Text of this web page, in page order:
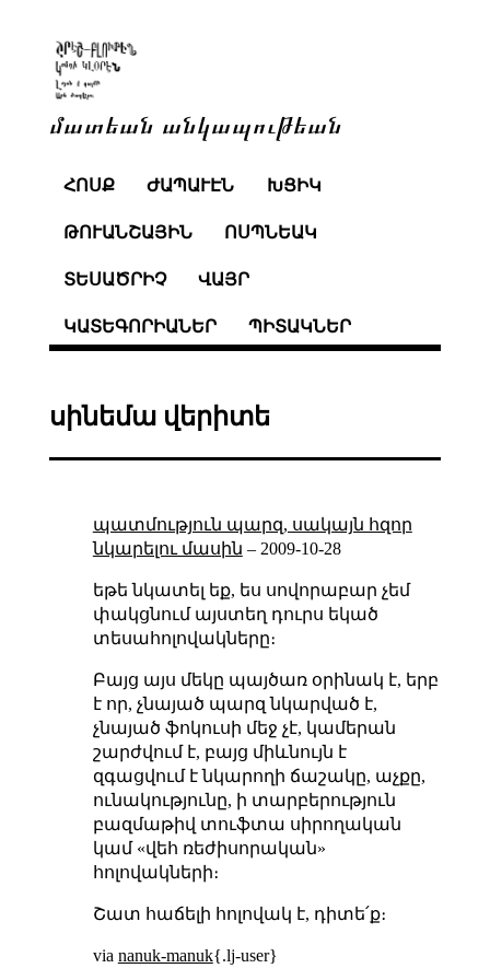
մատեան անկապութեան
ՀՈՍՔ ԺԱՊԱՒԷՆ ԽՑԻԿ
ԹՈՒԱՆՇԱՅԻՆ ՈՍՊՆԵԱԿ
ՏԵՍԱԾՐԻՉ ՎԱՅՐ
ԿԱՏԵԳՈՐԻԱՆԵՐ ՊԻՏԱԿՆԵՐ
սինեմա վերիտե
պատմություն պարզ, սակայն հզոր
նկարելու մասին – 2009-10-28
եթե նկատել եք, ես սովորաբար չեմ
փակցնում այստեղ դուրս եկած
տեսահոլովակները։
Բայց այս մեկը պայծառ օրինակ է, երբ
է որ, չնայած պարզ նկարված է,
չնայած ֆոկուսի մեջ չէ, կամերան
շարժվում է, բայց միևնույն է
զգացվում է նկարողի ճաշակը, աչքը,
ունակությունը, ի տարբերություն
բազմաթիվ տուֆտա սիրողական
կամ «վեհ ռեժիսորական»
հոլովակների։
Շատ հաճելի հոլովակ է, դիտե՛ք։
via nanuk-manuk{.lj-user}